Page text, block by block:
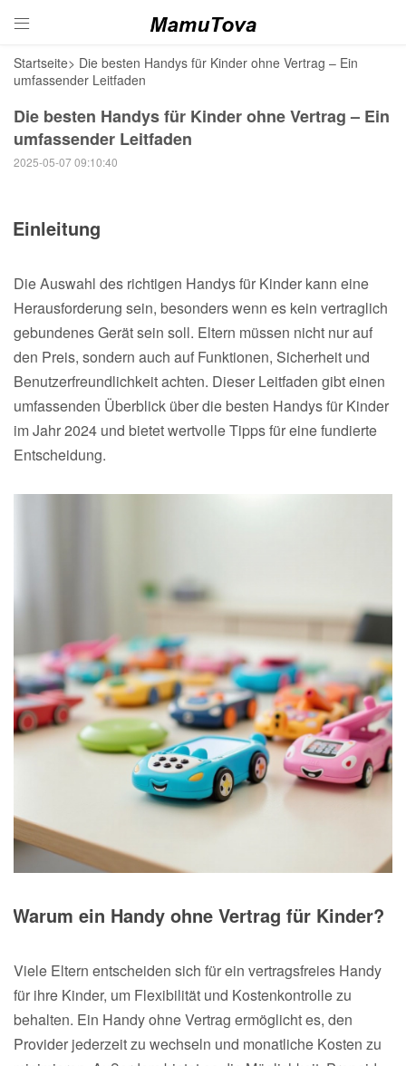

Startseite> Die besten Handys für Kinder ohne Vertrag – Ein
umfassender Leitfaden
Die besten Handys für Kinder ohne Vertrag – Ein
umfassender Leitfaden
2025-05-07 09:10:40
Einleitung
Die Auswahl des richtigen Handys für Kinder kann eine
Herausforderung sein, besonders wenn es kein vertraglich
gebundenes Gerät sein soll. Eltern müssen nicht nur auf
den Preis, sondern auch auf Funktionen, Sicherheit und
Benutzerfreundlichkeit achten. Dieser Leitfaden gibt einen
umfassenden Überblick über die besten Handys für Kinder
im Jahr 2024 und bietet wertvolle Tipps für eine fundierte
Entscheidung.
Warum ein Handy ohne Vertrag für Kinder?
Viele Eltern entscheiden sich für ein vertragsfreies Handy
für ihre Kinder, um Flexibilität und Kostenkontrolle zu
behalten. Ein Handy ohne Vertrag ermöglicht es, den
Provider jederzeit zu wechseln und monatliche Kosten zu